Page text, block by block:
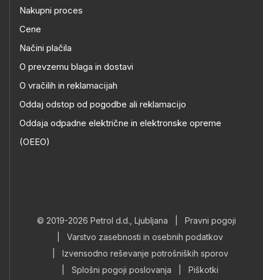
Nakupni proces
Cene
Načini plačila
O prevzemu blaga in dostavi
O vračilih in reklamacijah
Oddaj odstop od pogodbe ali reklamacijo
Oddaja odpadne električne in elektronske opreme
(OEEO)
© 2019-2026 Petrol d.d., Ljubljana
Pravni pogoji
Varstvo zasebnosti in osebnih podatkov
Izvensodno reševanje potrošniških sporov
Splošni pogoji poslovanja Piškotki